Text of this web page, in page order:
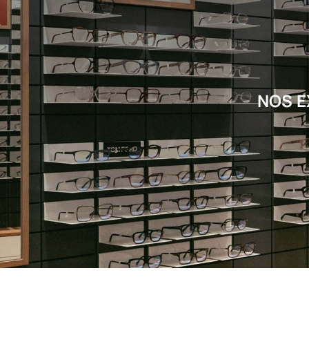
NOS